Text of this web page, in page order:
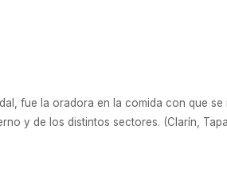
fue la oradora en la comida con que
y de los distintos sectores. (Clarín,